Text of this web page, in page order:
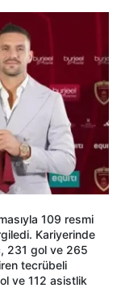
109 resmi
Kariyerinde
231 gol ve 265
tecrübeli
ve 112 asistlik